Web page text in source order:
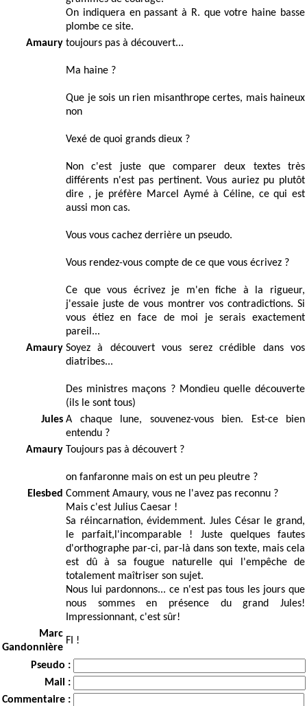
On indiquera en passant à R. que votre haine basse
plombe ce site.
Amaury toujours pas à découvert...
Ma haine ?
Que je sois un rien misanthrope certes, mais haineux
non
Vexé de quoi grands dieux ?
Non c'est juste que comparer deux textes très
différents n'est pas pertinent. Vous auriez pu plutôt
dire , je préfère Marcel Aymé à Céline, ce qui est
aussi mon cas.
Vous vous cachez derrière un pseudo.
Vous rendez-vous compte de ce que vous écrivez ?
Ce que vous écrivez je m'en fiche à la rigueur,
j'essaie juste de vous montrer vos contradictions. Si
vous étiez en face de moi je serais exactement
pareil...
Amaury Soyez à découvert vous serez crédible dans vos
diatribes...
Des ministres maçons ? Mondieu quelle découverte
(ils le sont tous)
Jules A chaque lune, souvenez-vous bien. Est-ce bien
entendu ?
Amaury Toujours pas à découvert ?
on fanfaronne mais on est un peu pleutre ?
Elesbed Comment Amaury, vous ne l'avez pas reconnu ?
Mais c'est Julius Caesar !
Sa réincarnation, évidemment. Jules César le grand,
le parfait,l'incomparable ! Juste quelques fautes
d'orthographe par-ci, par-là dans son texte, mais cela
est dû à sa fougue naturelle qui l'empêche de
totalement maîtriser son sujet.
Nous lui pardonnons... ce n'est pas tous les jours que
nous sommes en présence du grand Jules!
Impressionnant, c'est sûr!
Marc
Gandonnière
FI !
Pseudo :
Mail :
Commentaire :